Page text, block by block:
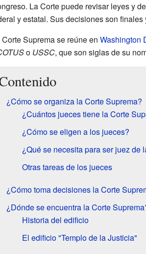
La Corte puede revisar leyes y
y estatal. Sus decisiones son finales
Corte Suprema se reúne en Washington
o USSC, que son siglas de su
¿Cómo se organiza la Corte Suprema?
¿Cuántos jueces tiene la Corte
¿Cómo se eligen a los jueces?
¿Qué se necesita para ser juez de
Otras tareas de los jueces
¿Cómo toma decisiones la Corte
¿Dónde se encuentra la Corte
Historia del edificio
El edificio "Templo de la Justicia"